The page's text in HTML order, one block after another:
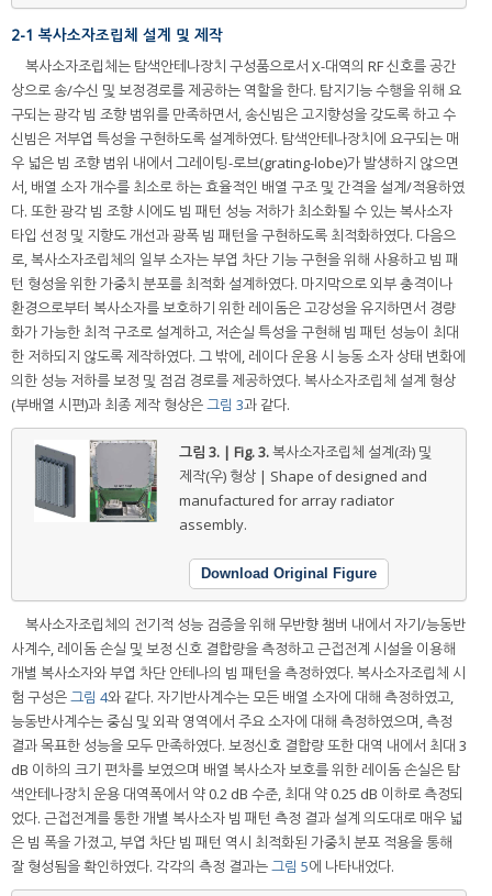
2-1 복사소자조립체 설계 및 제작
복사소자조립체는 탐색안테나장치 구성품으로서 X-대역의 RF 신호를 공간
상으로 송/수신 및 보정경로를 제공하는 역할을 한다. 탐지기능 수행을 위해 요
구되는 광각 빔 조향 범위를 만족하면서, 송신빔은 고지향성을 갖도록 하고 수
신빔은 저부엽 특성을 구현하도록 설계하였다. 탐색안테나장치에 요구되는 매
우 넓은 빔 조향 범위 내에서 그레이팅-로브(grating-lobe)가 발생하지 않으면
서, 배열 소자 개수를 최소로 하는 효율적인 배열 구조 및 간격을 설계/적용하였
다. 또한 광각 빔 조향 시에도 빔 패턴 성능 저하가 최소화될 수 있는 복사소자
타입 선정 및 지향도 개선과 광폭 빔 패턴을 구현하도록 최적화하였다. 다음으
로, 복사소자조립체의 일부 소자는 부엽 차단 기능 구현을 위해 사용하고 빔 패
턴 형성을 위한 가중치 분포를 최적화 설계하였다. 마지막으로 외부 충격이나
환경으로부터 복사소자를 보호하기 위한 레이돔은 고강성을 유지하면서 경량
화가 가능한 최적 구조로 설계하고, 저손실 특성을 구현해 빔 패턴 성능이 최대
한 저하되지 않도록 제작하였다. 그 밖에, 레이다 운용 시 능동 소자 상태 변화에
의한 성능 저하를 보정 및 점검 경로를 제공하였다. 복사소자조립체 설계 형상
(부배열 시편)과 최종 제작 형상은그림 3과 같다.
그림 3. | Fig. 3.복사소자조립체 설계(좌) 및
제작(우) 형상 | Shape of designed and
manufactured for array radiator
assembly.
Download Original Figure
복사소자조립체의 전기적 성능 검증을 위해 무반향 챔버 내에서 자기/능동반
사계수, 레이돔 손실 및 보정 신호 결합량을 측정하고 근접전계 시설을 이용해
개별 복사소자와 부엽 차단 안테나의 빔 패턴을 측정하였다. 복사소자조립체 시
험 구성은그림 4와 같다. 자기반사계수는 모든 배열 소자에 대해 측정하였고,
능동반사계수는 중심 및 외곽 영역에서 주요 소자에 대해 측정하였으며, 측정
결과 목표한 성능을 모두 만족하였다. 보정신호 결합량 또한 대역 내에서 최대 3
dB 이하의 크기 편차를 보였으며 배열 복사소자 보호를 위한 레이돔 손실은 탐
색안테나장치 운용 대역폭에서 약 0.2 dB 수준, 최대 약 0.25 dB 이하로 측정되
었다. 근접전계를 통한 개별 복사소자 빔 패턴 측정 결과 설계 의도대로 매우 넓
은 빔 폭을 가졌고, 부엽 차단 빔 패턴 역시 최적화된 가중치 분포 적용을 통해
잘 형성됨을 확인하였다. 각각의 측정 결과는그림 5에 나타내었다.